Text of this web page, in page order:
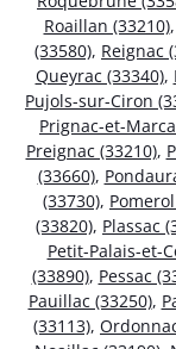
Roaillan (33210),
(33580), Reignac
Queyrac (33340),
Pujols-sur-Ciron
Prignac-et-
Preignac (33210),
(33660),
(33730),
(33820), Plassac
Petit-Palais-et-
(33890), Pessac
Pauillac (33250),
(33113),